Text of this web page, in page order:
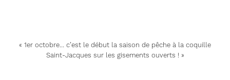
« 1er octobre… c’est le début la saison de pêche à la coquille
Saint-Jacques sur les gisements ouverts ! »